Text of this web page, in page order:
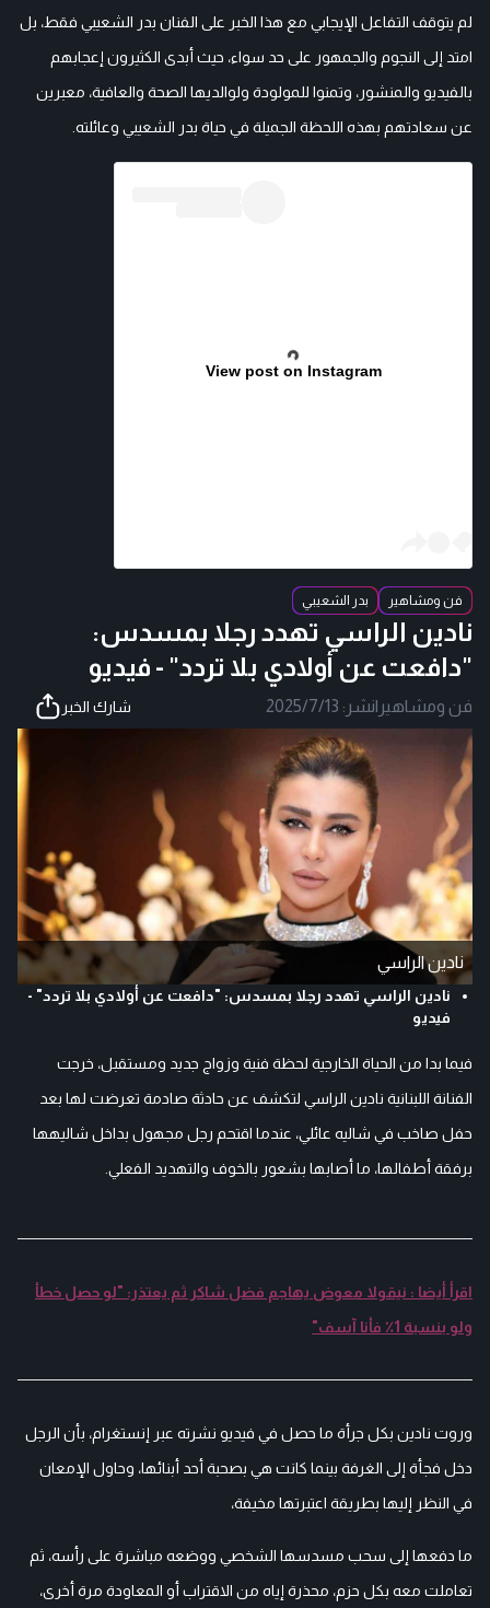
لم يتوقف التفاعل الإيجابي مع هذا الخبر على الفنان بدر الشعيبي فقط، بل
امتد إلى النجوم والجمهور على حد سواء، حيث أبدى الكثيرون إعجابهم
بالفيديو والمنشور، وتمنوا للمولودة ولوالديها الصحة والعافية، معبرين
عن سعادتهم بهذه اللحظة الجميلة في حياة بدر الشعيبي وعائلته.
View post on Instagram
فن ومشاهير بدر الشعيبي
نادين الراسي تهدد رجلا بمسدس:
"دافعت عن أولادي بلا تردد" - فيديو
فن ومشاهير |نشر: 2025/7/13 شارك الخبر
نادين الراسي
نادين الراسي تهدد رجلا بمسدس: "دافعت عن أولادي بلا تردد" -
فيديو
فيما بدا من الحياة الخارجية لحظة فنية وزواج جديد ومستقبل، خرجت
الفنانة اللبنانية نادين الراسي لتكشف عن حادثة صادمة تعرضت لها بعد
حفل صاخب في شاليه عائلي، عندما اقتحم رجل مجهول بداخل شاليهها
برفقة أطفالها، ما أصابها بشعور بالخوف والتهديد الفعلي.
اقرأ أيضا : نيقولا معوض يهاجم فضل شاكر ثم يعتذر: "لو حصل خطأ
ولو بنسبة 1٪ فأنا آسف"
وروت نادين بكل جرأة ما حصل في فيديو نشرته عبر إنستغرام، بأن الرجل
دخل فجأة إلى الغرفة بينما كانت هي بصحبة أحد أبنائها، وحاول الإمعان
في النظر إليها بطريقة اعتبرتها مخيفة،
ما دفعها إلى سحب مسدسها الشخصي ووضعه مباشرة على رأسه، ثم
تعاملت معه بكل حزم، محذرة إياه من الاقتراب أو المعاودة مرة أخرى،